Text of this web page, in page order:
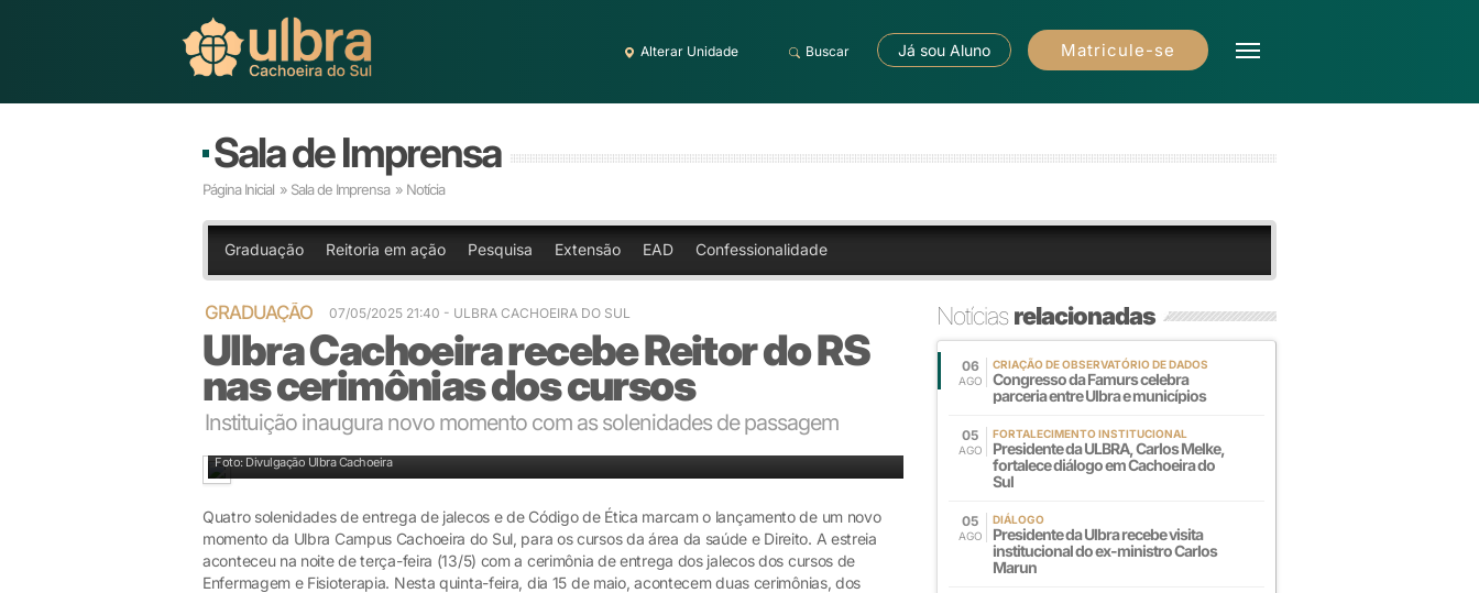
Alterar Unidade Buscar Já sou Aluno Matricule-se
Sala de Imprensa
Página Inicial » Sala de Imprensa » Notícia
Graduação Reitoria em ação Pesquisa Extensão EAD Confessionalidade
GRADUAÇÃO 07/05/2025 21:40 - ULBRA CACHOEIRA DO SUL
Ulbra Cachoeira recebe Reitor do RS
nas cerimônias dos cursos
Instituição inaugura novo momento com as solenidades de passagem
Foto: Divulgação Ulbra Cachoeira
Quatro solenidades de entrega de jalecos e de Código de Ética marcam o lançamento de um novo
momento da Ulbra Campus Cachoeira do Sul, para os cursos da área da saúde e Direito. A estreia
aconteceu na noite de terça-feira (13/5) com a cerimônia de entrega dos jalecos dos cursos de
Enfermagem e Fisioterapia. Nesta quinta-feira, dia 15 de maio, acontecem duas cerimônias, dos
Notíciasrelacionadas
06
AGO
CRIAÇÃO DE OBSERVATÓRIO DE DADOS
Congresso da Famurs celebra
parceria entre Ulbra e municípios
05
AGO
FORTALECIMENTO INSTITUCIONAL
Presidente da ULBRA, Carlos Melke,
fortalece diálogo em Cachoeira do
Sul
05
AGO
DIÁLOGO
Presidente da Ulbra recebe visita
institucional do ex-ministro Carlos
Marun